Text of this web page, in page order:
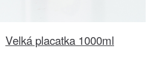
Velká placatka 1000ml